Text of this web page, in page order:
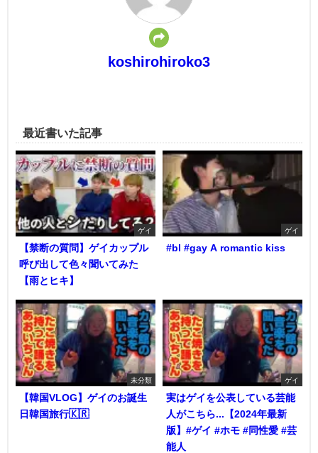
koshirohiroko3
最近書いた記事
ゲイ
【禁断の質問】ゲイカップル
呼び出して色々聞いてみた
【雨とヒキ】
ゲイ
#bl #gay A romantic kiss
未分類
【韓国VLOG】ゲイのお誕生
日韓国旅行🇰🇷
ゲイ
実はゲイを公表している芸能
人がこちら...【2024年最新
版】#ゲイ #ホモ #同性愛 #芸
能人